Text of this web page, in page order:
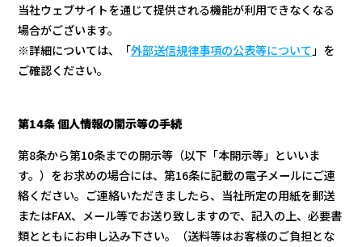
当社ウェブサイトを通じて提供される機能が利用できなくなる
場合がございます。
※詳細については、「外部送信規律事項の公表等について 」を
ご確認ください。
第14条 個人情報の開示等の手続
第8条から第10条までの開示等（以下「本開示等」といいま
す。）をお求めの場合には、第16条に記載の電子メールにご連
絡ください。ご連絡いただきましたら、当社所定の用紙を郵送
またはFAX、メール等でお送り致しますので、記入の上、必要書
類とともにお申し込み下さい。（送料等はお客様のご負担とな